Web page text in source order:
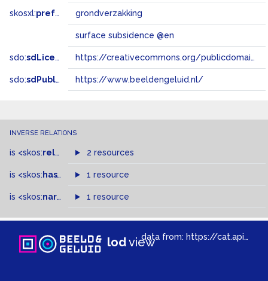
skosxl:prefLabel grondverzakking
surface subsidence @en
sdo:sdLicense https://creativecommons.org/publicdomain/zero/1.0/
sdo:sdPublisher https://www.beeldengeluid.nl/
INVERSE RELATIONS
is <skos:related > of2 resources
is <skos: hasTopConcept >of
1 resource
is <skos:narrowMatch >of
1 resource
lodviewdata from: https://cat.apis.beeldengeluid.nl/sparql